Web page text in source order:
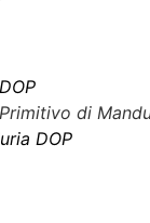
di
DOP